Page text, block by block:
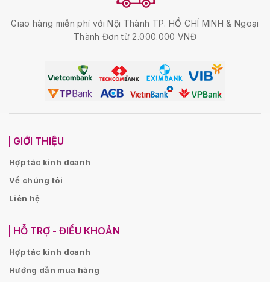
Giao hàng miễn phí với Nội Thành TP. HỒ CHÍ MINH & Ngoại
Thành Đơn từ 2.000.000 VNĐ
GIỚI THIỆU
Hợp tác kinh doanh
Về chúng tôi
Liên hệ
HỖ TRỢ - ĐIỀU KHOẢN
Hợp tác kinh doanh
Hướng dẫn mua hàng